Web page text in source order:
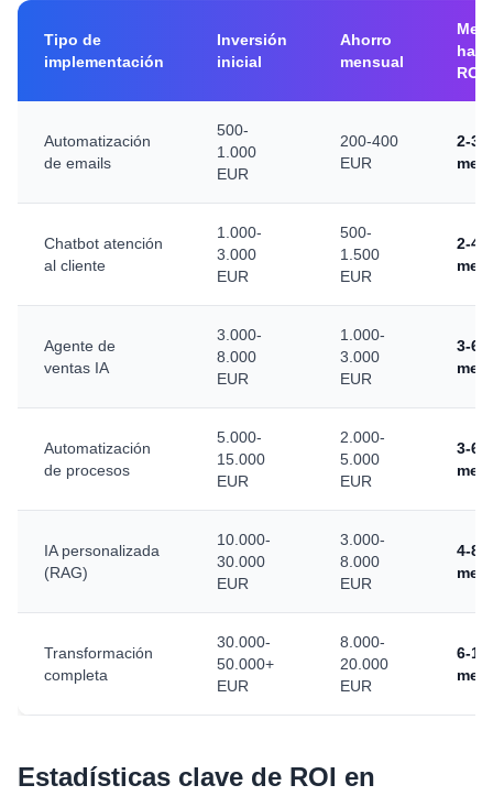
Tipo de
implementación
Inversión
inicial
Ahorro
mensual
ROI
Automatización
de emails
500-
1.000
EUR
200-400
EUR
2-3
Chatbot atención
al cliente
1.000-
3.000
EUR
500-
1.500
EUR
2-4
Agente de
ventas IA
3.000-
8.000
EUR
1.000-
3.000
EUR
3-6
Automatización
de procesos
5.000-
15.000
EUR
2.000-
5.000
EUR
3-6
IA personalizada
(RAG)
10.000-
30.000
EUR
3.000-
8.000
EUR
4-8
Transformación
completa
30.000-
50.000+
EUR
8.000-
20.000
EUR
6-12
Estadísticas clave de ROI en